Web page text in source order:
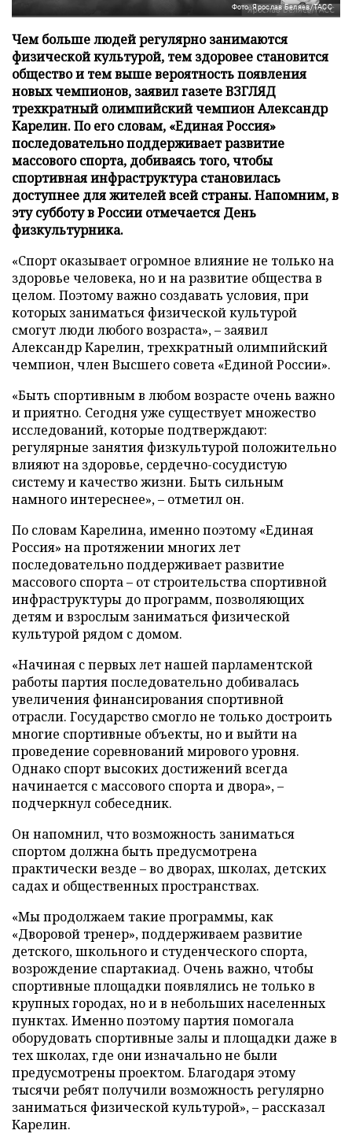
Фото: Ярослав Беляев/ТАСС
Чем больше людей регулярно занимаются
физической культурой, тем здоровее становится
общество и тем выше вероятность появления
новых чемпионов, заявил газете ВЗГЛЯД
трехкратный олимпийский чемпион Александр
Карелин. По его словам, «Единая Россия»
последовательно поддерживает развитие
массового спорта, добиваясь того, чтобы
спортивная инфраструктура становилась
доступнее для жителей всей страны. Напомним, в
эту субботу в России отмечается День
физкультурника.
«Спорт оказывает огромное влияние не только на
здоровье человека, но и на развитие общества в
целом. Поэтому важно создавать условия, при
которых заниматься физической культурой
смогут люди любого возраста», – заявил
Александр Карелин, трехкратный олимпийский
чемпион, член Высшего совета «Единой России».
«Быть спортивным в любом возрасте очень важно
и приятно. Сегодня уже существует множество
исследований, которые подтверждают:
регулярные занятия физкультурой положительно
влияют на здоровье, сердечно-сосудистую
систему и качество жизни. Быть сильным
намного интереснее», – отметил он.
По словам Карелина, именно поэтому «Единая
Россия» на протяжении многих лет
последовательно поддерживает развитие
массового спорта – от строительства спортивной
инфраструктуры до программ, позволяющих
детям и взрослым заниматься физической
культурой рядом с домом.
«Начиная с первых лет нашей парламентской
работы партия последовательно добивалась
увеличения финансирования спортивной
отрасли. Государство смогло не только достроить
многие спортивные объекты, но и выйти на
проведение соревнований мирового уровня.
Однако спорт высоких достижений всегда
начинается с массового спорта и двора», –
подчеркнул собеседник.
Он напомнил, что возможность заниматься
спортом должна быть предусмотрена
практически везде – во дворах, школах, детских
садах и общественных пространствах.
«Мы продолжаем такие программы, как
«Дворовой тренер», поддерживаем развитие
детского, школьного и студенческого спорта,
возрождение спартакиад. Очень важно, чтобы
спортивные площадки появлялись не только в
крупных городах, но и в небольших населенных
пунктах. Именно поэтому партия помогала
оборудовать спортивные залы и площадки даже в
тех школах, где они изначально не были
предусмотрены проектом. Благодаря этому
тысячи ребят получили возможность регулярно
заниматься физической культурой», – рассказал
Карелин.